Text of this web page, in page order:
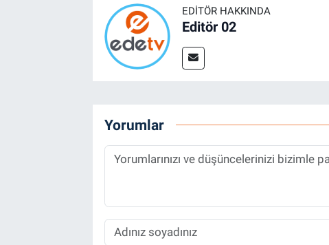
EDITÖR HAKKINDA
Editör 02
Yorumlar